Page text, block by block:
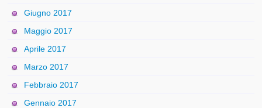
Giugno 2017
Maggio 2017
Aprile 2017
Marzo 2017
Febbraio 2017
Gennaio 2017